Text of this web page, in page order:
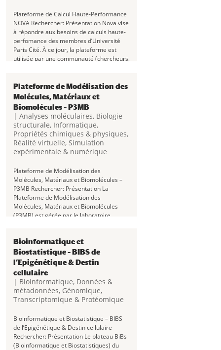
Plateforme de Calcul Haute-Performance
NOVA Rechercher: Présentation Nova vise
à répondre aux besoins de calculs haute-
perfomance des membres d’Université
Paris Cité. À ce jour, la plateforme est
utilisée par une communauté (chercheurs,
Plateforme de Modélisation des
Molécules, Matériaux et
Biomolécules – P3MB
| Analyses moléculaires, Biologie
structurale, Informatique,
Propriétés chimiques & physiques,
Réalité virtuelle, Simulation
expérimentale & numérique
Plateforme de Modélisation des
Molécules, Matériaux et Biomolécules –
P3MB Rechercher: Présentation La
Plateforme de Modélisation des
Molécules, Matériaux et Biomolécules
(P3MB) est gérée par le laboratoire
Bioinformatique et
Biostatistique – BIBS de
l’Epigénétique & Destin
cellulaire
| Bioinformatique, Données &
métadonnées, Génomique,
Transcriptomique & Protéomique
Bioinformatique et Biostatistique – BIBS
de l’Epigénétique & Destin cellulaire
Rechercher: Présentation Le plateau BiBs
(Bioinformatique et Biostatistiques) du